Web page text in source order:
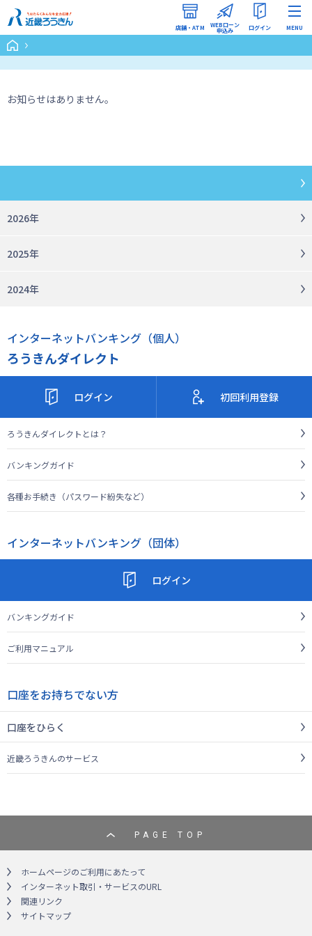
店舗・ATM WEBローン
申込み ログイン
インターネットバンキング
（ろうきんダイレクト）
WEBローン申込みマイページ
MENU
お知らせはありません。
2026年
2025年
2024年
インターネットバンキング（個人）
ろうきんダイレクト
ログイン 初回利用登録
ろうきんダイレクトとは？
バンキングガイド
各種お手続き（パスワード紛失など）
インターネットバンキング（団体）
ログイン
バンキングガイド
ご利用マニュアル
口座をお持ちでない方
口座をひらく
近畿ろうきんのサービス
PAGE TOP
ホームページのご利用にあたって
インターネット取引・サービスのURL
関連リンク
サイトマップ